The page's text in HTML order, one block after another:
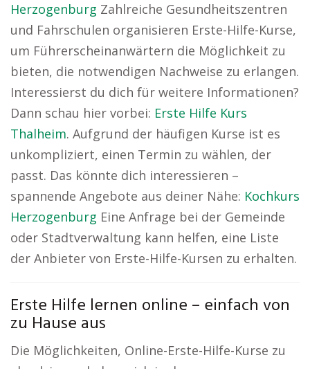
Herzogenburg Zahlreiche Gesundheitszentren
und Fahrschulen organisieren Erste-Hilfe-Kurse,
um Führerscheinanwärtern die Möglichkeit zu
bieten, die notwendigen Nachweise zu erlangen.
Interessierst du dich für weitere Informationen?
Dann schau hier vorbei: Erste Hilfe Kurs
Thalheim. Aufgrund der häufigen Kurse ist es
unkompliziert, einen Termin zu wählen, der
passt. Das könnte dich interessieren –
spannende Angebote aus deiner Nähe: Kochkurs
Herzogenburg Eine Anfrage bei der Gemeinde
oder Stadtverwaltung kann helfen, eine Liste
der Anbieter von Erste-Hilfe-Kursen zu erhalten.
Erste Hilfe lernen online – einfach von
zu Hause aus
Die Möglichkeiten, Online-Erste-Hilfe-Kurse zu